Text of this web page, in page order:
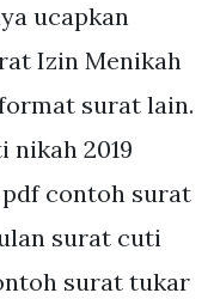
ucapkan
Izin Menikah
surat lain.
2019
contoh surat
surat cuti
surat tukar